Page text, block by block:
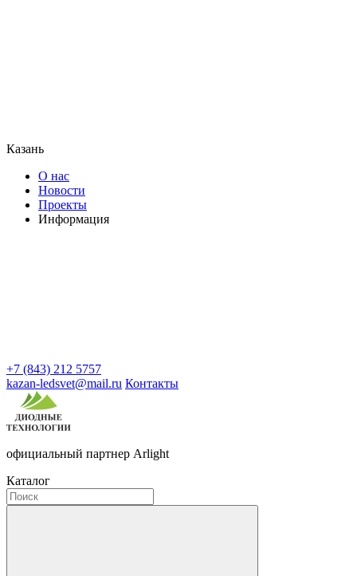
Казань
О нас
Новости
Проекты
Информация
+7 (843) 212 5757
kazan-ledsvet@mail.ru Контакты
официальный партнер Arlight
Каталог